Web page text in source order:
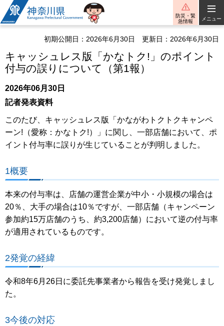
神奈川県
防災・緊
急情報
メニュー
初期公開日：2026年6月30日 更新日：2026年6月30日
キャッシュレス版「かなトク!」のポイント
付与の誤りについて（第1報）
2026年06月30日
記者発表資料
このたび、キャッシュレス版「かながわトクトクキャンペ
ーン!（愛称：かなトク!）」に関し、一部店舗において、ポ
イント付与率に誤りが生じていることが判明しました。
1概要
本来の付与率は、店舗の運営企業が中小・小規模の場合は
20％、大手の場合は10％ですが、一部店舗（キャンペーン
参加約15万店舗のうち、約3,200店舗）において逆の付与率
が適用されているものです。
2発覚の経緯
令和8年6月26日に委託先事業者から報告を受け発覚しまし
た。
3今後の対応